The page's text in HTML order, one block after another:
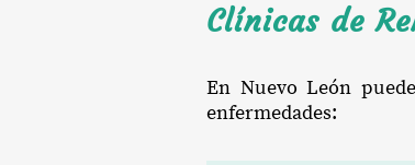
Clínicas de
En Nuevo León
enfermedades: